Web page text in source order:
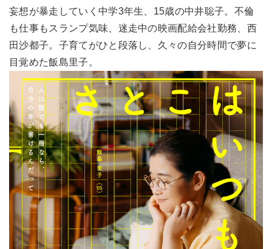
妄想が暴走していく中学3年生、15歳の中井聡子。不倫
も仕事もスランプ気味、迷走中の映画配給会社勤務、西
田沙都子。子育てがひと段落し、久々の自分時間で夢に
目覚めた飯島里子。